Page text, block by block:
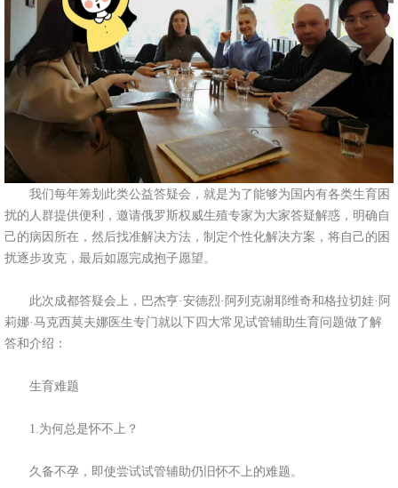
我们每年筹划此类公益答疑会，就是为了能够为国内有各类生育困
扰的人群提供便利，邀请俄罗斯权威生殖专家为大家答疑解惑，明确自
己的病因所在，然后找准解决方法，制定个性化解决方案，将自己的困
扰逐步攻克，最后如愿完成抱子愿望。
此次成都答疑会上，巴杰亨·安德烈·阿列克谢耶维奇和格拉切娃·阿
莉娜·马克西莫夫娜医生专门就以下四大常见试管辅助生育问题做了解
答和介绍：
生育难题
1.为何总是怀不上？
久备不孕，即使尝试试管辅助仍旧怀不上的难题。